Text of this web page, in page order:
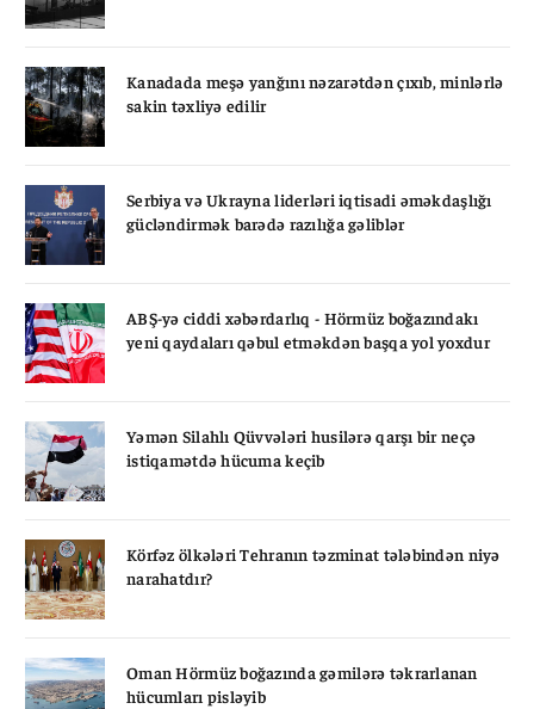
Kanadada meşə yanğını nəzarətdən çıxıb, minlərlə
sakin təxliyə edilir
Serbiya və Ukrayna liderləri iqtisadi əməkdaşlığı
gücləndirmək barədə razılığa gəliblər
ABŞ-yə ciddi xəbərdarlıq - Hörmüz boğazındakı
yeni qaydaları qəbul etməkdən başqa yol yoxdur
Yəmən Silahlı Qüvvələri husilərə qarşı bir neçə
istiqamətdə hücuma keçib
Körfəz ölkələri Tehranın təzminat tələbindən niyə
narahatdır?
Oman Hörmüz boğazında gəmilərə təkrarlanan
hücumları pisləyib